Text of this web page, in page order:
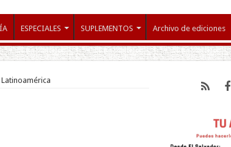
ESPECIALES SUPLEMENTOS Archivo de ediciones